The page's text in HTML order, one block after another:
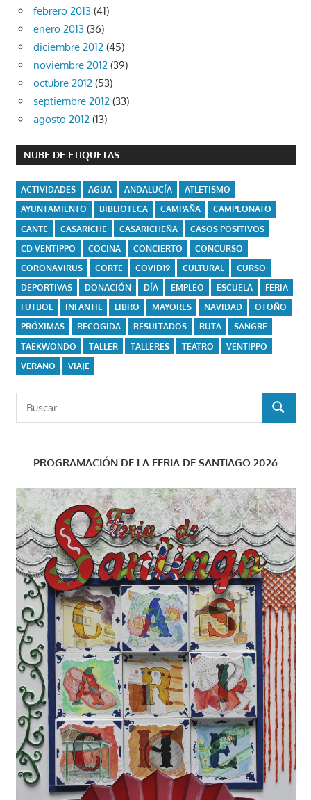
febrero 2013 (41)
enero 2013 (36)
diciembre 2012 (45)
noviembre 2012 (39)
octubre 2012 (53)
septiembre 2012 (33)
agosto 2012 (13)
NUBE DE ETIQUETAS
ACTIVIDADES AGUA ANDALUCÍA
ATLETISMO
AYUNTAMIENTO
BIBLIOTECA CAMPAÑA
CAMPEONATO
CANTE
CASARICHE CASARICHEÑA
CASOS POSITIVOS
CD VENTIPPO
COCINA CONCIERTO
CONCURSO
CORONAVIRUS
CORTE COVID19 CULTURAL
CURSO
DEPORTIVAS
DONACIÓN DÍA EMPLEO ESCUELA
FERIA
FUTBOL
INFANTIL LIBRO MAYORES NAVIDAD
OTOÑO
PRÓXIMAS
RECOGIDA RESULTADOS RUTA
SANGRE
TAEKWONDO
TALLER TALLERES TEATRO
VENTIPPO
VERANO
VIAJE
BUSCAR
PROGRAMACIÓN DE LA FERIA DE SANTIAGO 2026